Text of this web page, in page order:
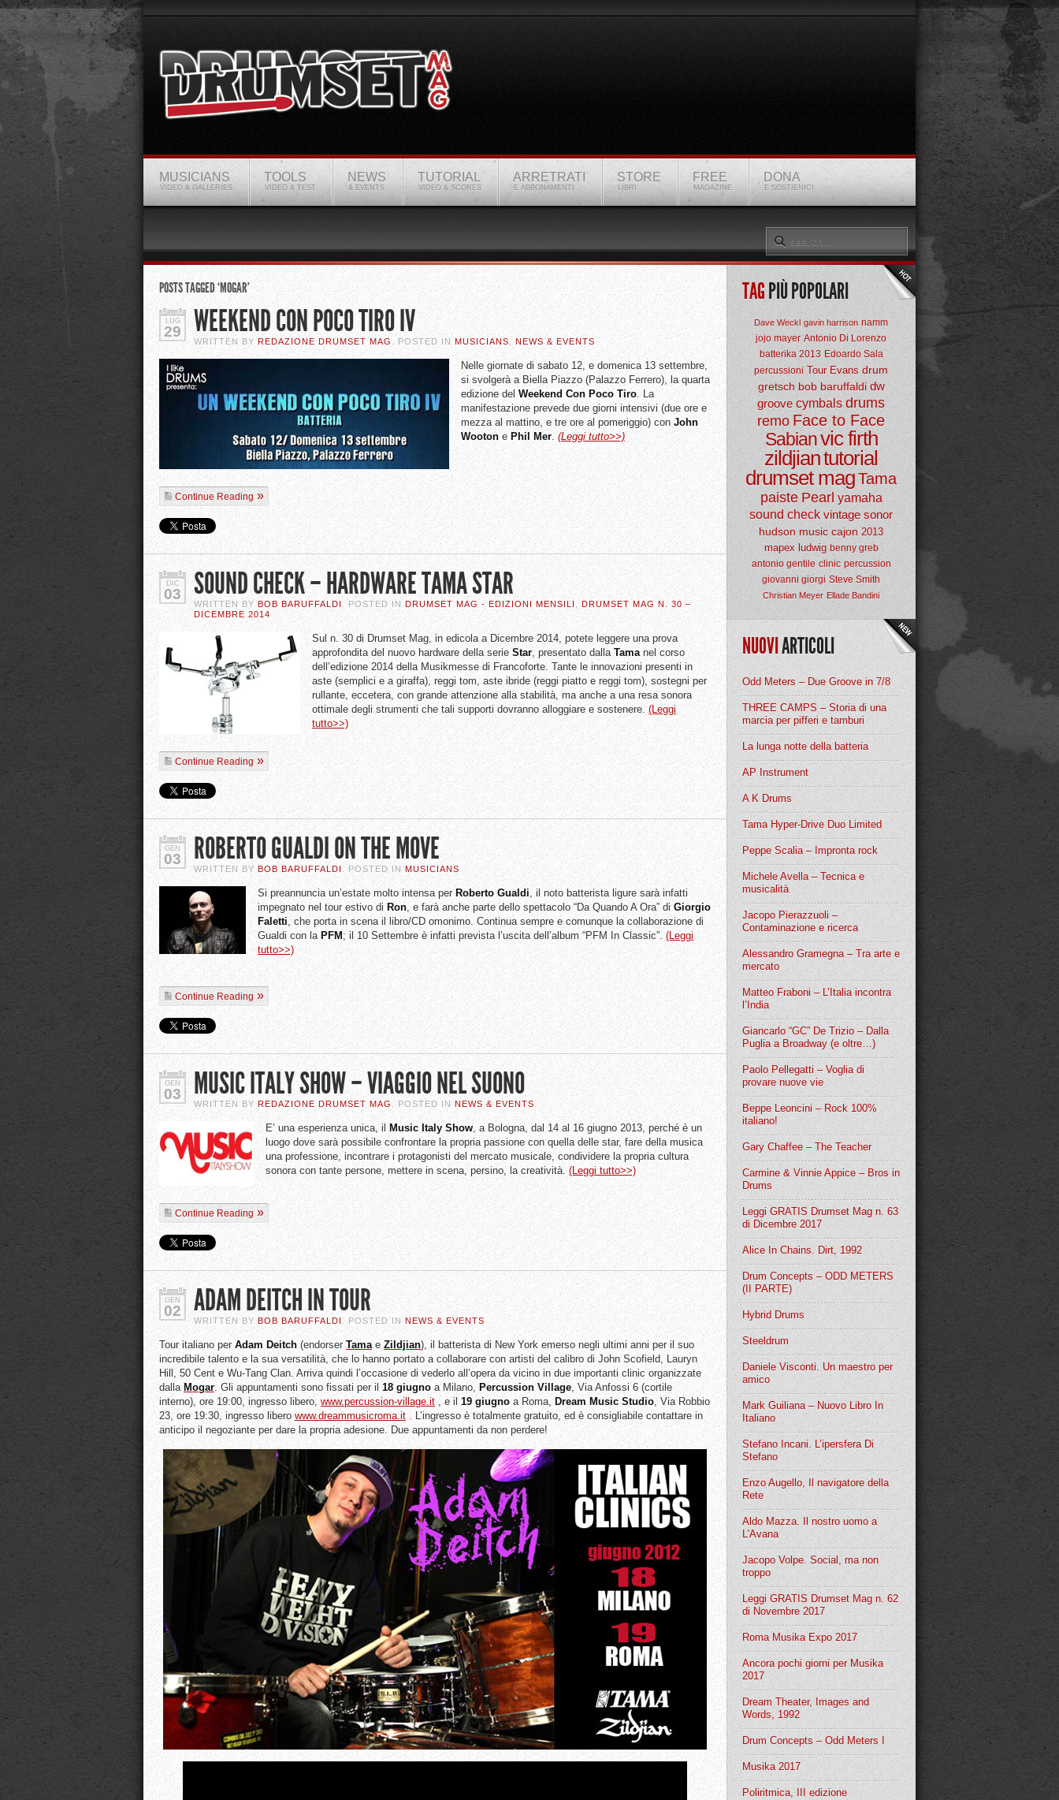
MUSICIANS
VIDEO & GALLERIES
TOOLS
VIDEO & TEST
NEWS
& EVENTS
TUTORIAL
VIDEO & SCORES
ARRETRATI
E ABBONAMENTI
STORE
LIBRI
FREE
MAGAZINE
DONA
E SOSTIENICI
POSTS TAGGED ‘MOGAR’
LUG
29 WEEKEND CON POCO TIRO IV
WRITTEN BY REDAZIONE DRUMSET MAG . POSTED INMUSICIANS ,NEWS & EVENTS
Nelle giornate di sabato 12, e domenica 13 settembre,
si svolgerà a Biella Piazzo (Palazzo Ferrero), la quarta
edizione delWeekend Con Poco Tiro. La
manifestazione prevede due giorni intensivi (due ore e
mezza al mattino, e tre ore al pomeriggio) con John
Wootone Phil Mer. (Leggi tutto>>)
Continue Reading
DIC
03 SOUND CHECK – HARDWARE TAMA STAR
WRITTEN BY BOB BARUFFALDI. POSTED IN DRUMSET MAG - EDIZIONI MENSILI ,DRUMSET MAG N. 30 –
DICEMBRE 2014
Sul n. 30 di Drumset Mag, in edicola a Dicembre 2014, potete leggere una prova
approfondita del nuovo hardware della serie Star, presentato dallaTamanel corso
dell’edizione 2014 della Musikmesse di Francoforte. Tante le innovazioni presenti in
aste (semplici e a giraffa), reggi tom, aste ibride (reggi piatto e reggi tom), sostegni per
rullante, eccetera, con grande attenzione alla stabilità, ma anche a una resa sonora
ottimale degli strumenti che tali supporti dovranno alloggiare e sostenere.(Leggi
tutto>>)
Continue Reading
GEN
03 ROBERTO GUALDI ON THE MOVE
WRITTEN BY BOB BARUFFALDI . POSTED INMUSICIANS
Si preannuncia un’estate molto intensa per Roberto Gualdi, il noto batterista ligure sarà infatti
impegnato nel tour estivo diRon, e farà anche parte dello spettacolo “Da Quando A Ora” diGiorgio
Faletti, che porta in scena il libro/CD omonimo. Continua sempre e comunque la collaborazione di
Gualdi con la PFM; il 10 Settembre è infatti prevista l’uscita dell’album “PFM In Classic”.(Leggi
tutto>>)
Continue Reading
GEN
03 MUSIC ITALY SHOW – VIAGGIO NEL SUONO
WRITTEN BY REDAZIONE DRUMSET MAG . POSTED IN NEWS & EVENTS
E’ una esperienza unica, il Music Italy Show, a Bologna, dal 14 al 16 giugno 2013, perché è un
luogo dove sarà possibile confrontare la propria passione con quella delle star, fare della musica
una professione, incontrare i protagonisti del mercato musicale, condividere la propria cultura
sonora con tante persone, mettere in scena, persino, la creatività.(Leggi tutto>>)
Continue Reading
GEN
02 ADAM DEITCH IN TOUR
WRITTEN BYBOB BARUFFALDI. POSTED IN NEWS & EVENTS
Tour italiano per Adam Deitch(endorserTamaeZildjian), il batterista di New York emerso negli ultimi anni per il suo
incredibile talento e la sua versatilità, che lo hanno portato a collaborare con artisti del calibro di John Scofield, Lauryn
Hill, 50 Cent e Wu-Tang Clan. Arriva quindi l’occasione di vederlo all’opera da vicino in due importanti clinic organizzate
dalla Mogar. Gli appuntamenti sono fissati per il 18 giugnoa Milano,Percussion Village, Via Anfossi 6 (cortile
interno), ore 19:00, ingresso libero, www.percussion-village.it, e il 19 giugno a Roma, Dream Music Studio, Via Robbio
23, ore 19:30, ingresso libero www.dreammusicroma.it . L’ingresso è totalmente gratuito, ed è consigliabile contattare in
anticipo il negoziante per dare la propria adesione. Due appuntamenti da non perdere!
TAGPIÙ POPOLARI
Dave Weckl gavin harrison namm
jojo mayer Antonio Di Lorenzo
batterika 2013 Edoardo Sala
percussioni Tour Evans drum
gretsch bob baruffaldi dw
groove cymbals drums
remo Face to Face
Sabianvic firth
zildjiantutorial
drumset magTama
paiste Pearl yamaha
sound check vintage sonor
hudson music cajon 2013
mapex ludwig benny greb
antonio gentile clinic percussion
giovanni giorgi Steve Smith
Christian Meyer Ellade Bandini
NUOVIARTICOLI
Odd Meters – Due Groove in 7/8
THREE CAMPS – Storia di una
marcia per pifferi e tamburi
La lunga notte della batteria
AP Instrument
A K Drums
Tama Hyper-Drive Duo Limited
Peppe Scalia – Impronta rock
Michele Avella – Tecnica e
musicalità
Jacopo Pierazzuoli –
Contaminazione e ricerca
Alessandro Gramegna – Tra arte e
mercato
Matteo Fraboni – L’Italia incontra
l’India
Giancarlo “GC” De Trizio – Dalla
Puglia a Broadway (e oltre…)
Paolo Pellegatti – Voglia di
provare nuove vie
Beppe Leoncini – Rock 100%
italiano!
Gary Chaffee – The Teacher
Carmine & Vinnie Appice – Bros in
Drums
Leggi GRATIS Drumset Mag n. 63
di Dicembre 2017
Alice In Chains. Dirt, 1992
Drum Concepts – ODD METERS
(II PARTE)
Hybrid Drums
Steeldrum
Daniele Visconti. Un maestro per
amico
Mark Guiliana – Nuovo Libro In
Italiano
Stefano Incani. L’ipersfera Di
Stefano
Enzo Augello, Il navigatore della
Rete
Aldo Mazza. Il nostro uomo a
L’Avana
Jacopo Volpe. Social, ma non
troppo
Leggi GRATIS Drumset Mag n. 62
di Novembre 2017
Roma Musika Expo 2017
Ancora pochi giorni per Musika
2017
Dream Theater, Images and
Words, 1992
Drum Concepts – Odd Meters I
Musika 2017
Poliritmica, III edizione